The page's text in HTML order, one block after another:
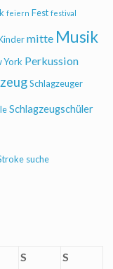
feiern Fest festival
mitte Musik
York Perkussion
Schlagzeuger
Schlagzeugschüler
suche
S S